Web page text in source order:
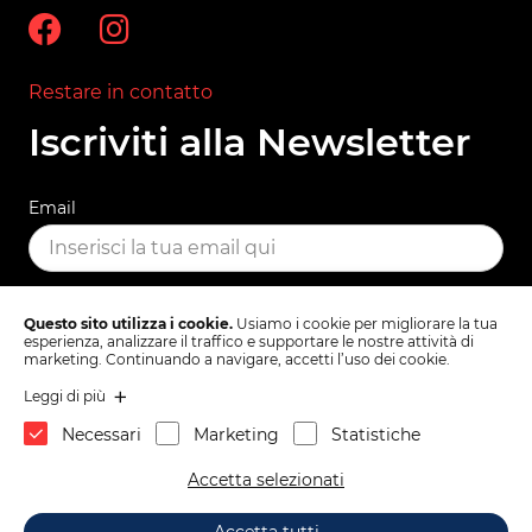
Zastava 750 Fiat 600 E
bulloni paraurti posteriore
anteriore 4x
Restare in contatto
Iscriviti alla Newsletter
Email
ISCRIVITI
Termini e Condizioni
Politica sulla privacy
2026 © Mas d.o.o., Partizanska cesta 82, 6210 Sežana, Slovenia.
Questo sito utilizza i cookie. Usiamo i cookie per migliorare la tua
esperienza, analizzare il traffico e supportare le nostre attività di
marketing. Continuando a navigare, accetti l’uso dei cookie.
Leggi di più
Necessari Marketing Statistiche
Accetta selezionati